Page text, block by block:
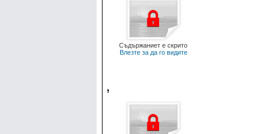
Съдържаниет е скрито
Влезте за да го видите
,